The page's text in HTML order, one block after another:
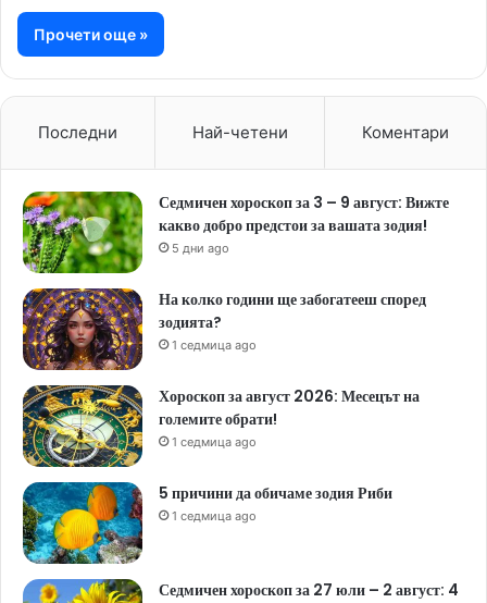
Прочети още »
Последни Най-четени Коментари
Седмичен хороскоп за 3 – 9 август: Вижте
какво добро предстои за вашата зодия!
5 дни ago
На колко години ще забогатееш според
зодията?
1 седмица ago
Хороскоп за август 2026: Месецът на
големите обрати!
1 седмица ago
5 причини да обичаме зодия Риби
1 седмица ago
Седмичен хороскоп за 27 юли – 2 август: 4